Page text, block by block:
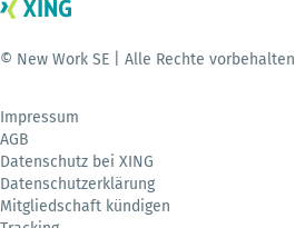
© New Work SE | Alle Rechte vorbehalten
Impressum
AGB
Datenschutz bei XING
Datenschutzerklärung
Mitgliedschaft kündigen